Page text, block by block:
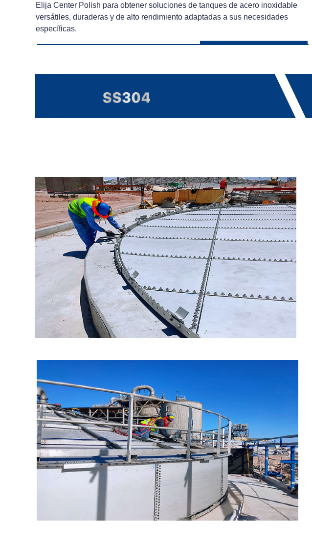
Elija Center Polish para obtener soluciones de tanques de acero inoxidable
versátiles, duraderas y de alto rendimiento adaptadas a sus necesidades
específicas.